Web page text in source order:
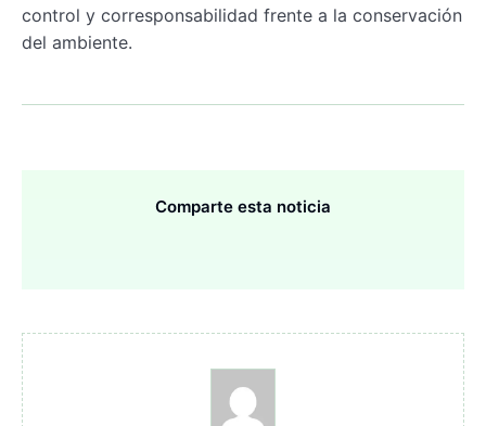
control y corresponsabilidad frente a la conservación
del ambiente.
Comparte esta noticia